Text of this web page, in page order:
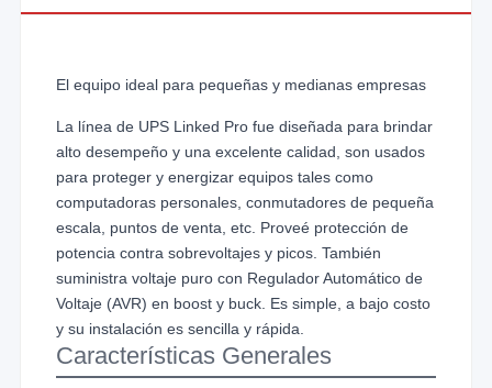
El equipo ideal para pequeñas y medianas empresas
La línea de UPS Linked Pro fue diseñada para brindar
alto desempeño y una excelente calidad, son usados
para proteger y energizar equipos tales como
computadoras personales, conmutadores de pequeña
escala, puntos de venta, etc. Proveé protección de
potencia contra sobrevoltajes y picos. También
suministra voltaje puro con Regulador Automático de
Voltaje (AVR) en boost y buck. Es simple, a bajo costo
y su instalación es sencilla y rápida.
Características Generales